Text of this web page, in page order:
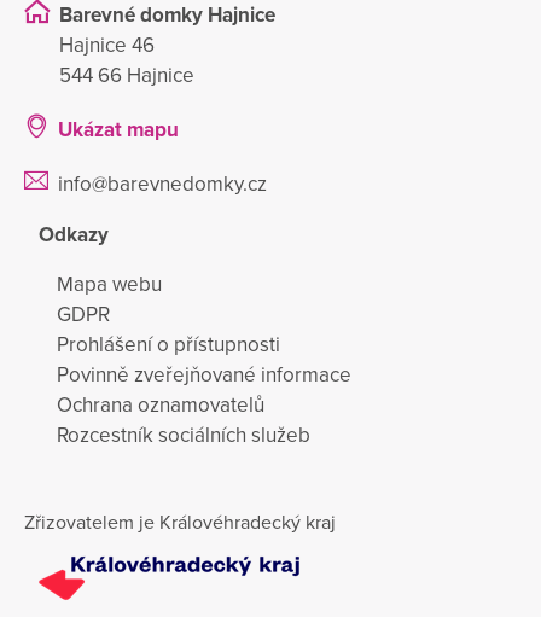
Barevné domky Hajnice
Hajnice 46
544 66 Hajnice
Ukázat mapu
info@barevnedomky.cz
Odkazy
Mapa webu
GDPR
Prohlášení o přístupnosti
Povinně zveřejňované informace
Ochrana oznamovatelů
Rozcestník sociálních služeb
Zřizovatelem je Královéhradecký kraj